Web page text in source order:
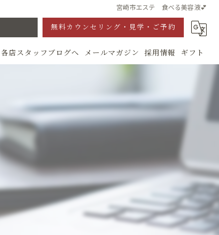
宮崎市エステ 食べる美容液💕
無料カウンセリング・見学・ご予約
各店スタッフブログへ メールマガジン 採用情報 ギフト